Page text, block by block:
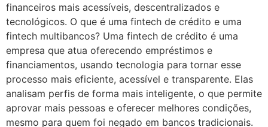
financeiros mais acessíveis, descentralizados e
tecnológicos. O que é uma fintech de crédito e uma
fintech multibancos? Uma fintech de crédito é uma
empresa que atua oferecendo empréstimos e
financiamentos, usando tecnologia para tornar esse
processo mais eficiente, acessível e transparente. Elas
analisam perfis de forma mais inteligente, o que permite
aprovar mais pessoas e oferecer melhores condições,
mesmo para quem foi negado em bancos tradicionais.